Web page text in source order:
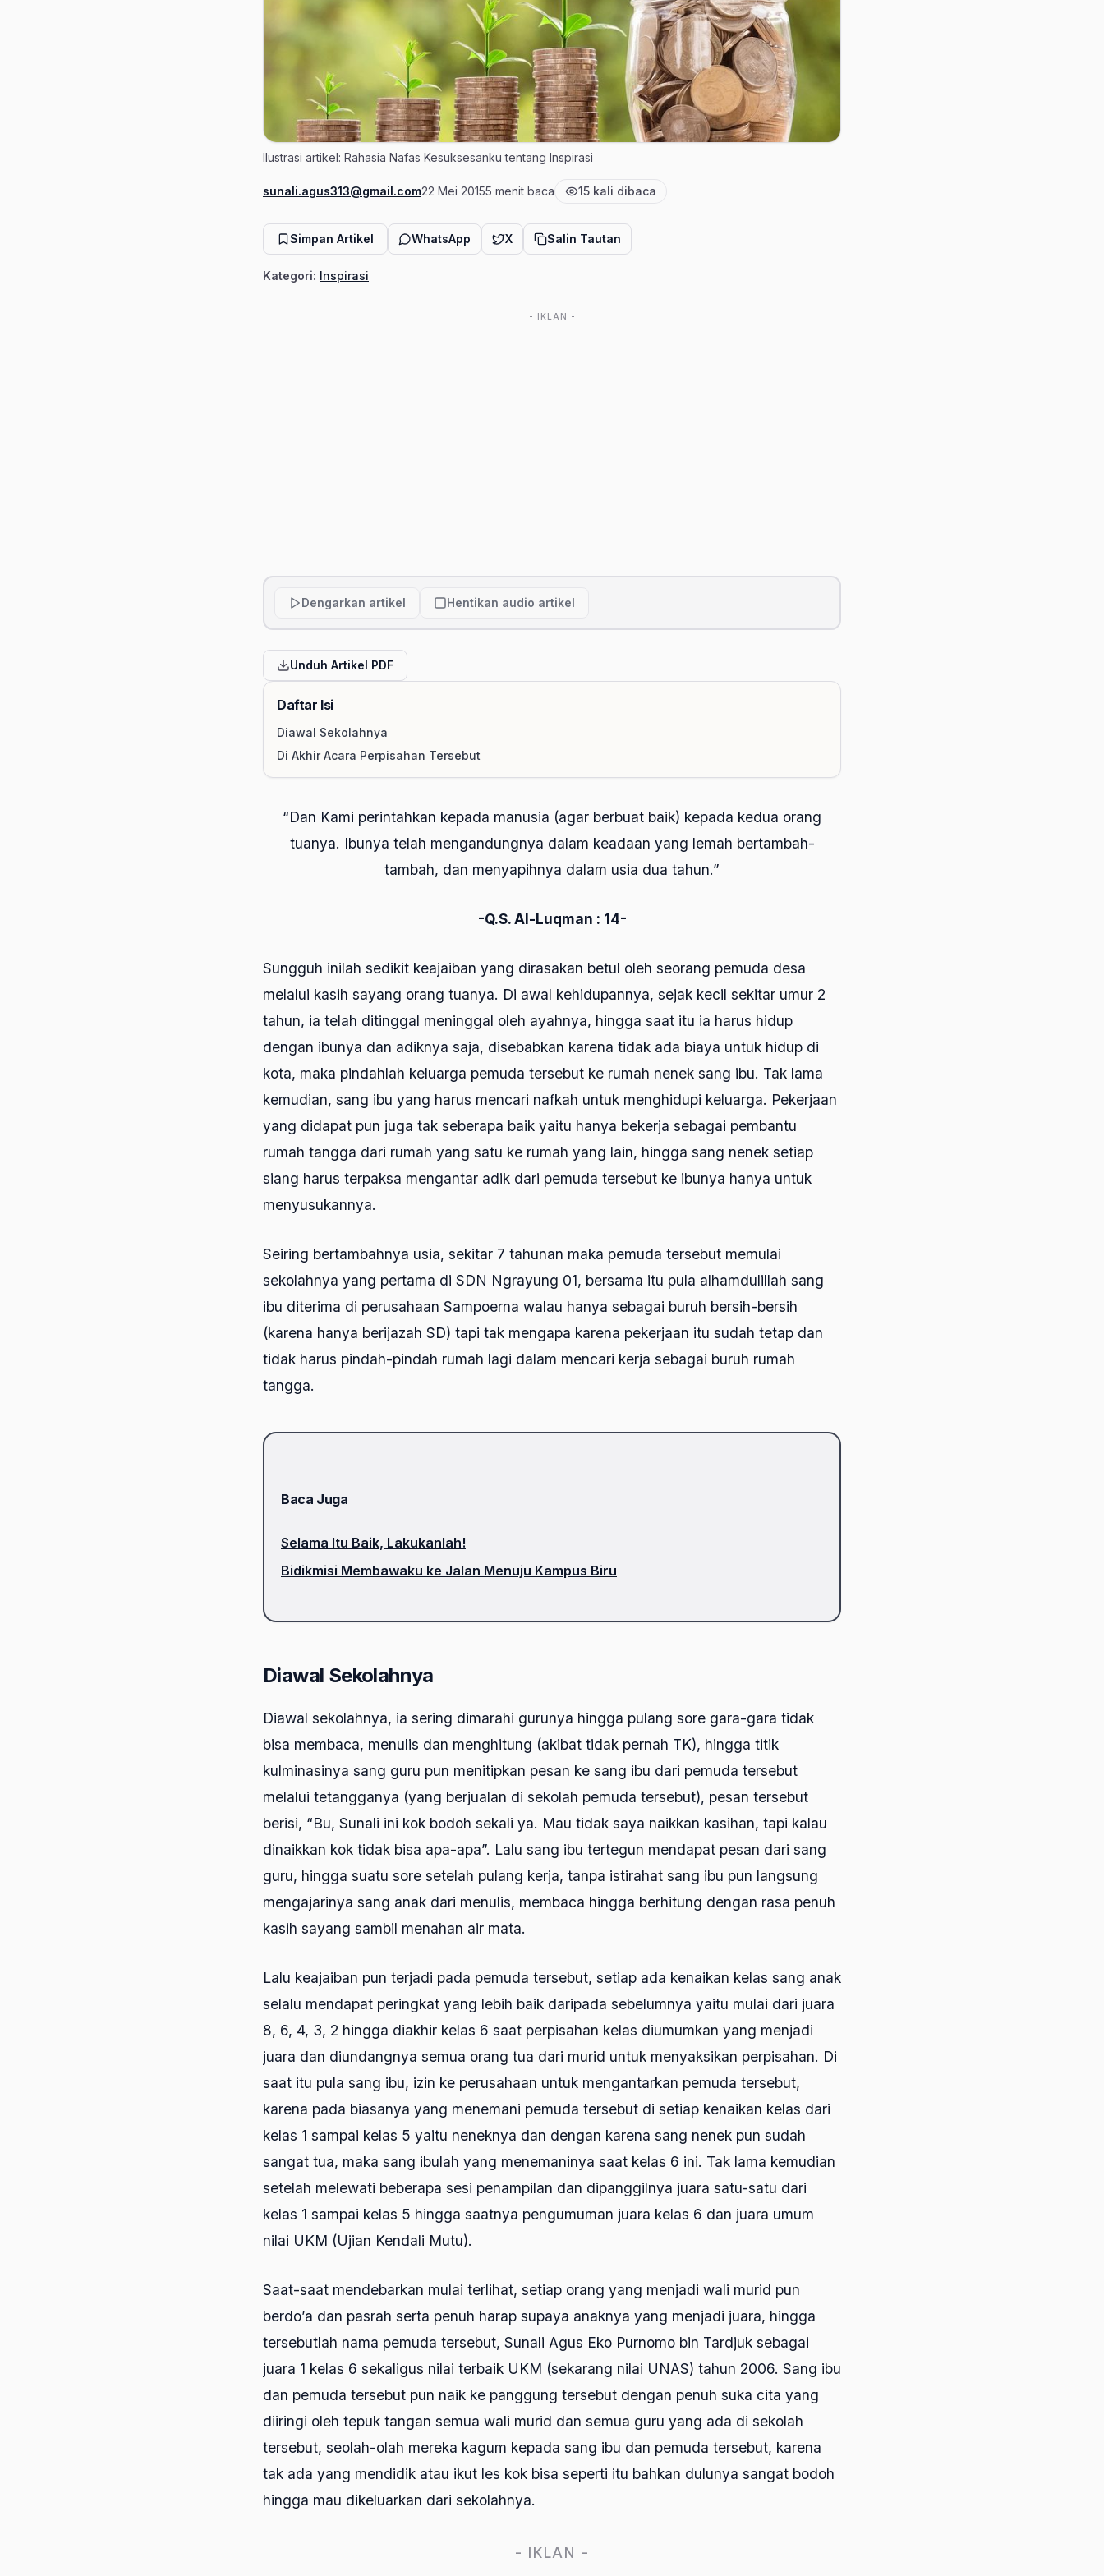
Ilustrasi artikel: Rahasia Nafas Kesuksesanku tentang Inspirasi
Penulis
sunali.agus313@gmail.comTanggal terbit
22 Mei 2015Estimasi waktu baca
5 menit baca Jumlah pembaca
15 kali dibaca
Simpan Artikel WhatsApp X Salin Tautan
Kategori: Inspirasi
- IKLAN -
Dengarkan artikel Hentikan audio artikel
Unduh Artikel PDF
Daftar Isi
Diawal Sekolahnya
Di Akhir Acara Perpisahan Tersebut
“Dan Kami perintahkan kepada manusia (agar berbuat baik) kepada kedua orang
tuanya. Ibunya telah mengandungnya dalam keadaan yang lemah bertambah-
tambah, dan menyapihnya dalam usia dua tahun.”
-Q.S. Al-Luqman : 14-
Sungguh inilah sedikit keajaiban yang dirasakan betul oleh seorang pemuda desa
melalui kasih sayang orang tuanya. Di awal kehidupannya, sejak kecil sekitar umur 2
tahun, ia telah ditinggal meninggal oleh ayahnya, hingga saat itu ia harus hidup
dengan ibunya dan adiknya saja, disebabkan karena tidak ada biaya untuk hidup di
kota, maka pindahlah keluarga pemuda tersebut ke rumah nenek sang ibu. Tak lama
kemudian, sang ibu yang harus mencari nafkah untuk menghidupi keluarga. Pekerjaan
yang didapat pun juga tak seberapa baik yaitu hanya bekerja sebagai pembantu
rumah tangga dari rumah yang satu ke rumah yang lain, hingga sang nenek setiap
siang harus terpaksa mengantar adik dari pemuda tersebut ke ibunya hanya untuk
menyusukannya.
Seiring bertambahnya usia, sekitar 7 tahunan maka pemuda tersebut memulai
sekolahnya yang pertama di SDN Ngrayung 01, bersama itu pula alhamdulillah sang
ibu diterima di perusahaan Sampoerna walau hanya sebagai buruh bersih-bersih
(karena hanya berijazah SD) tapi tak mengapa karena pekerjaan itu sudah tetap dan
tidak harus pindah-pindah rumah lagi dalam mencari kerja sebagai buruh rumah
tangga.
Baca Juga
Selama Itu Baik, Lakukanlah!
Bidikmisi Membawaku ke Jalan Menuju Kampus Biru
Diawal Sekolahnya
Diawal sekolahnya, ia sering dimarahi gurunya hingga pulang sore gara-gara tidak
bisa membaca, menulis dan menghitung (akibat tidak pernah TK), hingga titik
kulminasinya sang guru pun menitipkan pesan ke sang ibu dari pemuda tersebut
melalui tetangganya (yang berjualan di sekolah pemuda tersebut), pesan tersebut
berisi, “Bu, Sunali ini kok bodoh sekali ya. Mau tidak saya naikkan kasihan, tapi kalau
dinaikkan kok tidak bisa apa-apa”. Lalu sang ibu tertegun mendapat pesan dari sang
guru, hingga suatu sore setelah pulang kerja, tanpa istirahat sang ibu pun langsung
mengajarinya sang anak dari menulis, membaca hingga berhitung dengan rasa penuh
kasih sayang sambil menahan air mata.
Lalu keajaiban pun terjadi pada pemuda tersebut, setiap ada kenaikan kelas sang anak
selalu mendapat peringkat yang lebih baik daripada sebelumnya yaitu mulai dari juara
8, 6, 4, 3, 2 hingga diakhir kelas 6 saat perpisahan kelas diumumkan yang menjadi
juara dan diundangnya semua orang tua dari murid untuk menyaksikan perpisahan. Di
saat itu pula sang ibu, izin ke perusahaan untuk mengantarkan pemuda tersebut,
karena pada biasanya yang menemani pemuda tersebut di setiap kenaikan kelas dari
kelas 1 sampai kelas 5 yaitu neneknya dan dengan karena sang nenek pun sudah
sangat tua, maka sang ibulah yang menemaninya saat kelas 6 ini. Tak lama kemudian
setelah melewati beberapa sesi penampilan dan dipanggilnya juara satu-satu dari
kelas 1 sampai kelas 5 hingga saatnya pengumuman juara kelas 6 dan juara umum
nilai UKM (Ujian Kendali Mutu).
Saat-saat mendebarkan mulai terlihat, setiap orang yang menjadi wali murid pun
berdo’a dan pasrah serta penuh harap supaya anaknya yang menjadi juara, hingga
tersebutlah nama pemuda tersebut, Sunali Agus Eko Purnomo bin Tardjuk sebagai
juara 1 kelas 6 sekaligus nilai terbaik UKM (sekarang nilai UNAS) tahun 2006. Sang ibu
dan pemuda tersebut pun naik ke panggung tersebut dengan penuh suka cita yang
diiringi oleh tepuk tangan semua wali murid dan semua guru yang ada di sekolah
tersebut, seolah-olah mereka kagum kepada sang ibu dan pemuda tersebut, karena
tak ada yang mendidik atau ikut les kok bisa seperti itu bahkan dulunya sangat bodoh
hingga mau dikeluarkan dari sekolahnya.
- IKLAN -